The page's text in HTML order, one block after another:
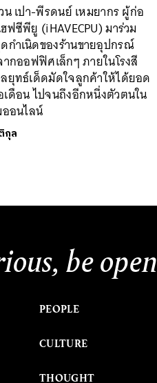
น เปา-พีรดนย์ เหมยากร ผู้ก่อ
ซีพียู (iHAVECPU) มาร่วม
กำเนิดของร้านขายอุปกรณ์
กออฟฟิศเล็กๆ ภายในโรงสี
ยุทธ์เด็ดมัดใจลูกค้าให้ได้ยอด
ดือน ไปจนถึงอีกหนึ่งตัวตนใน
อนไลน์
กุล
be open
PEOPLE
CULTURE
THOUGHT